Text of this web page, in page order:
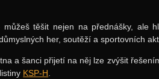
těšit nejen na přednášky, ale
her, soutěží a sportovních
a šanci přijetí na něj lze zvýšit
KSP-H.